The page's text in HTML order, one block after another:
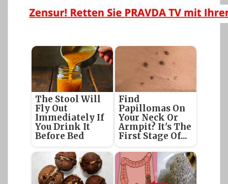
The Stool Will
Fly Out
Immediately If
You Drink It
Before Bed
Find
Papillomas On
Your Neck Or
Armpit? It's The
First Stage Of...